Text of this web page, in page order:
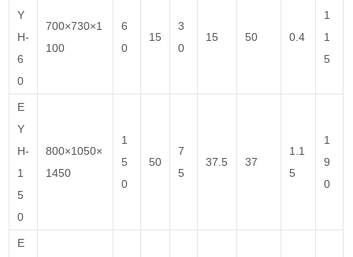
Y
H-
6
0
700×730×1
100
6
0
15
3
0
15 50 0.4
1
1
5
E
Y
H-
1
5
0
800×1050×
1450
1
5
0
50
7
5
37.5 37
1.1
5
1
9
0
E